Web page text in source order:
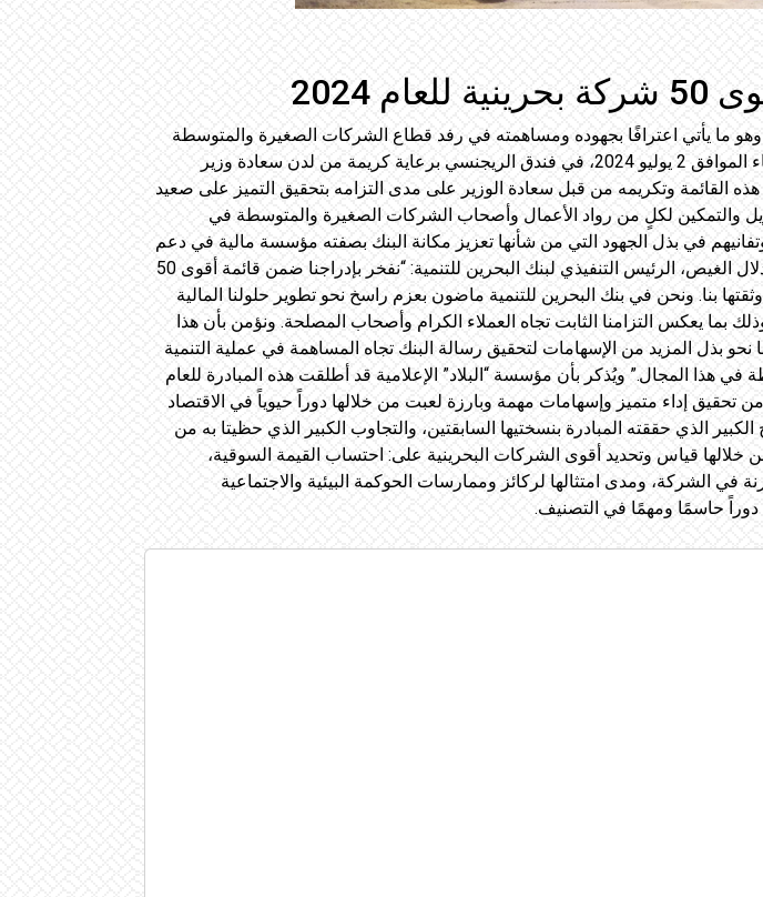
إدراجه ضمن قائمة البلاد “لأقوى 50 شركة بحرينية”، وهو ما يأتي اعترافًا بجهوده ومساهمته في رفد قطاع الشركات الصغيرة والمتوسطة
ودعم أنشطة ريادة الأعمال بمملكة البحرين. وتم تنظيم حفل التكريم في يوم الثلاثاء الموافق 2 يوليو 2024، في فندق الريجنسي برعاية كريمة من لدن سعادة وزير
القائمة وتكريمه من قبل سعادة الوزير على مدى التزامه بتحقيق التميز على صعيد
والتمكين لكلٍ من رواد الأعمال وأصحاب الشركات الصغيرة والمتوسطة في
في بذل الجهود التي من شأنها تعزيز مكانة البنك بصفته مؤسسة مالية في دعم
قطاع الشركات الصغيرة والمتوسطة. وفي تعليقها حول هذا الإنجاز، قالت السيدة دلال الغيص، الرئيس التنفيذي لبنك البحرين للتنمية: “نفخر بإدراجنا ضمن قائمة أقوى 50
اختيارها وثقتها بنا. ونحن في بنك البحرين للتنمية ماضون بعزم راسخ نحو تطوير حلولنا المالية
يعكس التزامنا الثابت تجاه العملاء الكرام وأصحاب المصلحة. ونؤمن بأن هذا
نحو بذل المزيد من الإسهامات لتحقيق رسالة البنك تجاه المساهمة في عملية التنمية
هذا المجال.” ويُذكر بأن مؤسسة “البلاد” الإعلامية قد أطلقت هذه المبادرة للعام
تحقيق إداء متميز وإسهامات مهمة وبارزة لعبت من خلالها دوراً حيوياً في الاقتصاد
50 شركة بحرينية للعام 2024” في أعقاب النجاح الكبير الذي حققته المبادرة بنسختيها السابقتين، والتجاوب الكبير الذي حظيتا به من
قياس وتحديد أقوى الشركات البحرينية على: احتساب القيمة السوقية،
في الشركة، ومدى امتثالها لركائز وممارسات الحوكمة البيئية والاجتماعية
دوراً حاسمًا ومهمًا في التصنيف.